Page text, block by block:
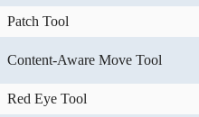
Patch Tool
Content-Aware Move Tool
Red Eye Tool